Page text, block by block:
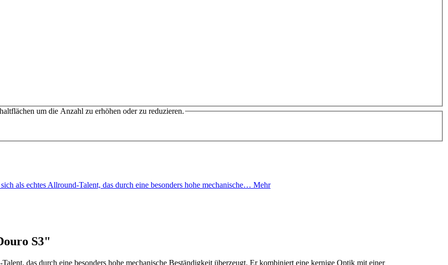
um die Anzahl zu erhöhen oder zu reduzieren.
als echtes Allround-Talent, das durch eine besonders hohe mechanische… Mehr
S3"
das durch eine besonders hohe mechanische Beständigkeit überzeugt. Er kombiniert eine kernige Optik mit einer